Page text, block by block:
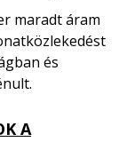
maradt áram
és
A